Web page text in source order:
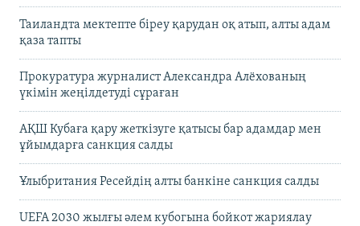
Таиландта мектепте біреу қарудан оқ атып, алты адам
қаза тапты
Прокуратура журналист Александра Алёхованың
үкімін жеңілдетуді сұраған
АҚШ Кубаға қару жеткізуге қатысы бар адамдар мен
ұйымдарға санкция салды
Ұлыбритания Ресейдің алты банкіне санкция салды
UEFA 2030 жылғы әлем кубогына бойкот жариялау